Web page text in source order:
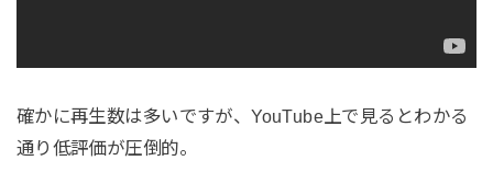
確かに再生数は多いですが、YouTube上で見るとわかる
通り低評価が圧倒的。